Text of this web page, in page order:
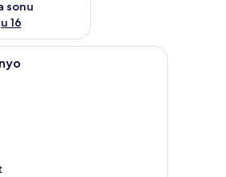
sonu
16
Standard Oda, Ortak Banyo | Masa,